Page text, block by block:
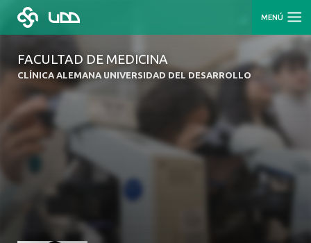
MENÚ
FACULTAD DE MEDICINA
CLÍNICA ALEMANA UNIVERSIDAD DEL DESARROLLO